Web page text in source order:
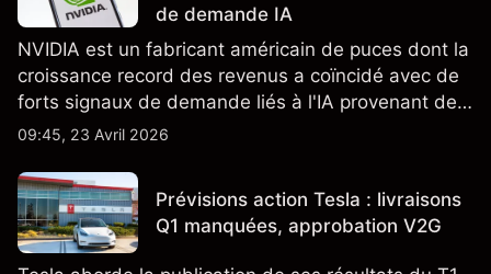
de demande IA
NVIDIA est un fabricant américain de puces dont la
croissance record des revenus a coïncidé avec de
forts signaux de demande liés à l'IA provenant de
partenaires clés de la chaîne d'approvisionnement,
passées ne préjugent pas des résultats futurs.
09:45, 23 Avril 2026
Prévisions action Tesla : livraisons
Q1 manquées, approbation V2G